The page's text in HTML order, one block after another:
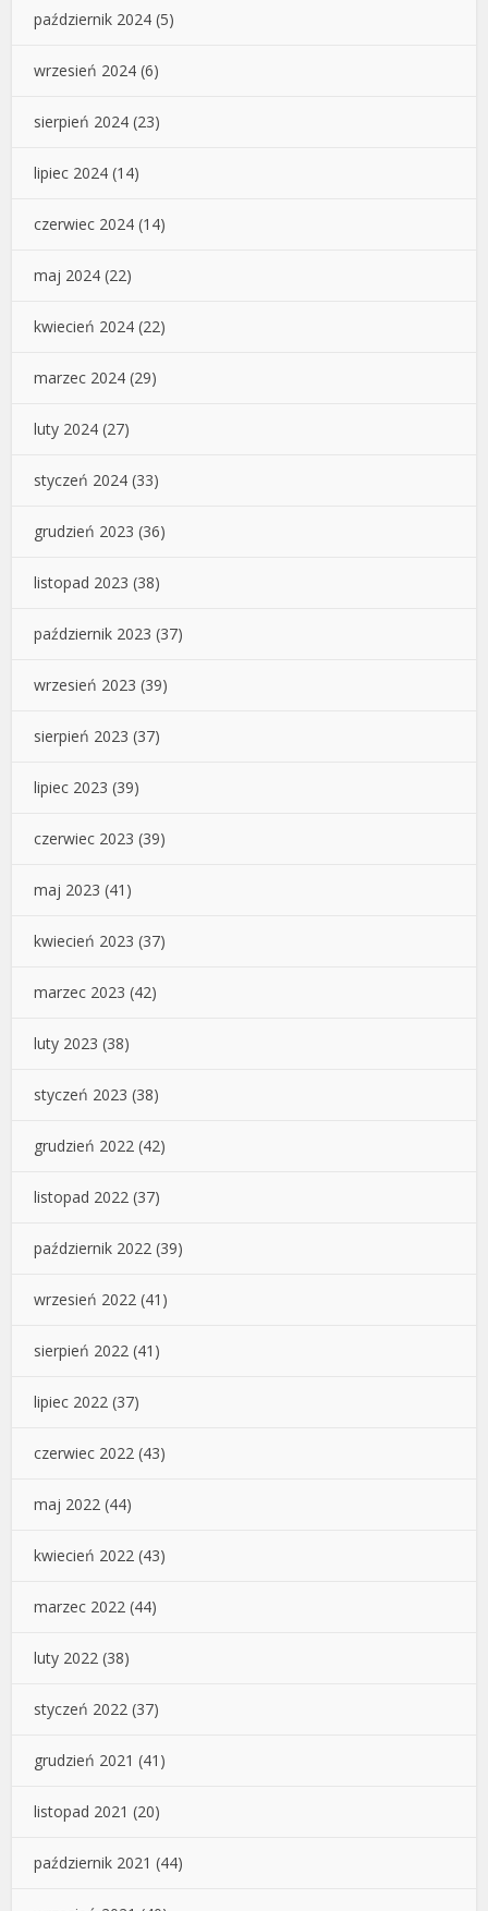
październik 2024 (5)
wrzesień 2024 (6)
sierpień 2024 (23)
lipiec 2024 (14)
czerwiec 2024 (14)
maj 2024 (22)
kwiecień 2024 (22)
marzec 2024 (29)
luty 2024 (27)
styczeń 2024 (33)
grudzień 2023 (36)
listopad 2023 (38)
październik 2023 (37)
wrzesień 2023 (39)
sierpień 2023 (37)
lipiec 2023 (39)
czerwiec 2023 (39)
maj 2023 (41)
kwiecień 2023 (37)
marzec 2023 (42)
luty 2023 (38)
styczeń 2023 (38)
grudzień 2022 (42)
listopad 2022 (37)
październik 2022 (39)
wrzesień 2022 (41)
sierpień 2022 (41)
lipiec 2022 (37)
czerwiec 2022 (43)
maj 2022 (44)
kwiecień 2022 (43)
marzec 2022 (44)
luty 2022 (38)
styczeń 2022 (37)
grudzień 2021 (41)
listopad 2021 (20)
październik 2021 (44)